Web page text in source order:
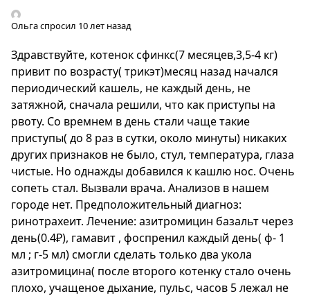
Ольгаспросил 10 лет назад
Здравствуйте, котенок сфинкс(7 месяцев,3,5-4 кг)
привит по возрасту( трикэт)месяц назад начался
периодический кашель, не каждый день, не
затяжной, сначала решили, что как приступы на
рвоту. Со времнем в день стали чаще такие
приступы( до 8 раз в сутки, около минуты) никаких
других признаков не было, стул, температура, глаза
чистые. Но однажды добавился к кашлю нос. Очень
сопеть стал. Вызвали врача. Анализов в нашем
городе нет. Предположительный диагноз:
ринотрахеит. Лечение: азитромицин базальт через
день(0.4₽), гамавит , фоспренил каждый день( ф- 1
мл ; г-5 мл) смогли сделать только два укола
азитромицина( после второго котенку стало очень
плохо, учащеное дыхание, пульс, часов 5 лежал не